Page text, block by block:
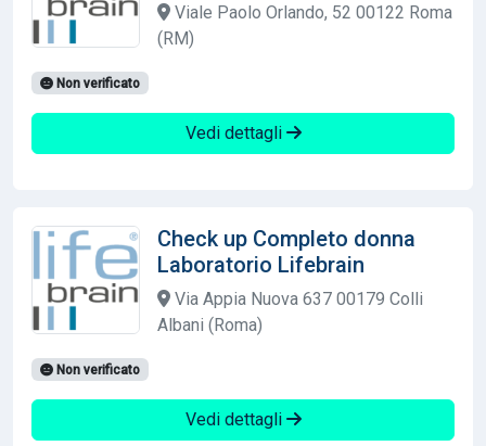
Viale Paolo Orlando, 52 00122 Roma
(RM)
Non verificato
Vedi dettagli
Check up Completo donna
Laboratorio Lifebrain
Via Appia Nuova 637 00179 Colli
Albani (Roma)
Non verificato
Vedi dettagli